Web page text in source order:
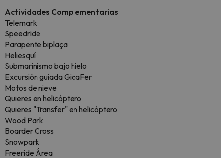
Actividades Complementarias
Telemark
Speedride
Parapente biplaça
Heliesquí
Submarinismo bajo hielo
Excursión guiada GicaFer
Motos de nieve
Quieres en helicóptero
Quieres "Transfer" en helicóptero
Wood Park
Boarder Cross
Snowpark
Freeride Área